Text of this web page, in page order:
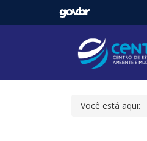
Você está aqui: